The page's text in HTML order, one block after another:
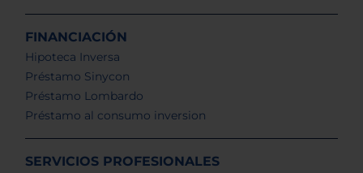
FINANCIACIÓN
Hipoteca Inversa
Préstamo Sinycon
Préstamo Lombardo
Préstamo al consumo inversion
SERVICIOS PROFESIONALES